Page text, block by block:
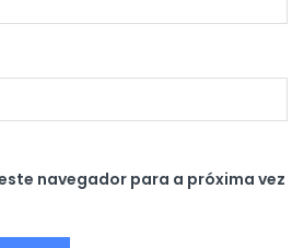
navegador para a próxima vez